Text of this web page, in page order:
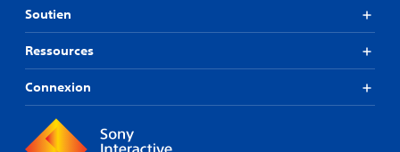
Soutien
Ressources
Connexion